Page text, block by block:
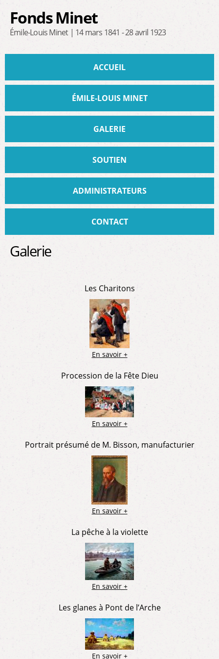
contenu
principal
Fonds Minet
Émile-Louis Minet | 14 mars 1841 - 28 avril 1923
ACCUEIL
ÉMILE-LOUIS MINET
GALERIE
SOUTIEN
ADMINISTRATEURS
CONTACT
Galerie
Les Charitons
En savoir +
Procession de la Fête Dieu
En savoir +
Portrait présumé de M. Bisson, manufacturier
En savoir +
La pêche à la violette
En savoir +
Les glanes à Pont de l’Arche
En savoir +